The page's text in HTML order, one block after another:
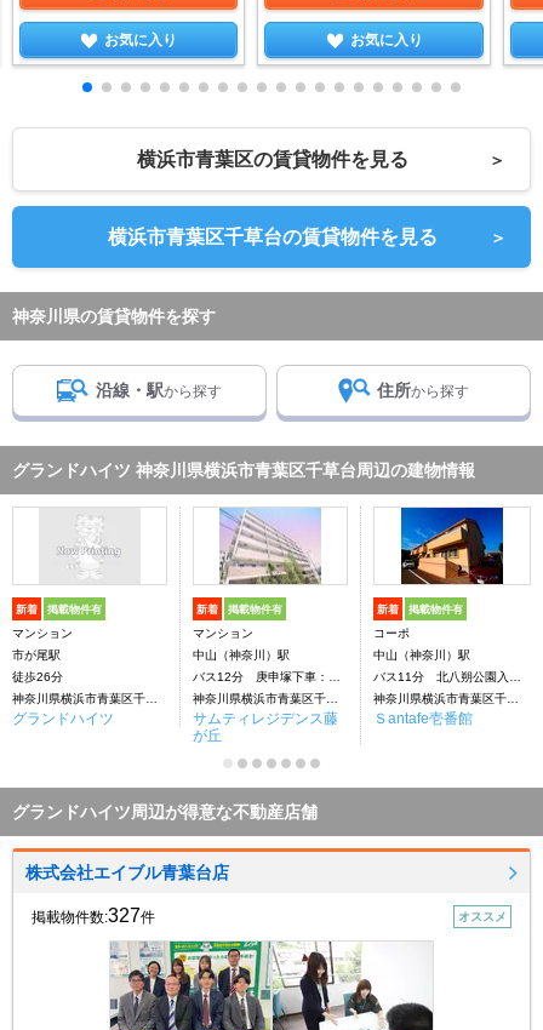
お気に入り お気に入り
横浜市青葉区の賃貸物件を見る ＞
横浜市青葉区千草台の賃貸物件を見る ＞
神奈川県の賃貸物件を探す
沿線・駅から探す 住所から探す
グランドハイツ 神奈川県横浜市青葉区千草台周辺の建物情報
新着 掲載物件有
マンション
市が尾駅
徒歩26分
グランドハイツ
新着 掲載物件有
マンション
中山（神奈川）駅
バス12分 庚申塚下車：停歩3分
サムティレジデンス藤
が丘
新着 掲載物件有
コーポ
中山（神奈川）駅
バス11分 北八朔公園入口下車：停歩4分
Ｓantafe壱番館
グランドハイツ周辺が得意な不動産店舗
株式会社エイブル青葉台店
掲載物件数:327件 オススメ